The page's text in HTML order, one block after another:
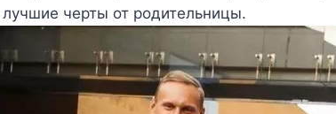
черты от родительницы.